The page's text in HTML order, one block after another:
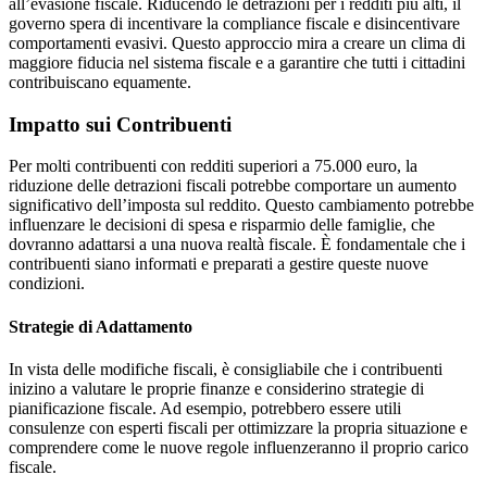
governo spera di incentivare la compliance fiscale e disincentivare
comportamenti evasivi. Questo approccio mira a creare un clima di
maggiore fiducia nel sistema fiscale e a garantire che tutti i cittadini
contribuiscano equamente.
Impatto sui Contribuenti
Per molti contribuenti con redditi superiori a 75.000 euro, la
riduzione delle detrazioni fiscali potrebbe comportare un aumento
significativo dell’imposta sul reddito. Questo cambiamento potrebbe
influenzare le decisioni di spesa e risparmio delle famiglie, che
dovranno adattarsi a una nuova realtà fiscale. È fondamentale che i
contribuenti siano informati e preparati a gestire queste nuove
condizioni.
Strategie di Adattamento
In vista delle modifiche fiscali, è consigliabile che i contribuenti
inizino a valutare le proprie finanze e considerino strategie di
pianificazione fiscale. Ad esempio, potrebbero essere utili
consulenze con esperti fiscali per ottimizzare la propria situazione e
comprendere come le nuove regole influenzeranno il proprio carico
fiscale.